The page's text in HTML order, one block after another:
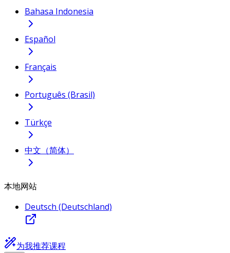
Bahasa Indonesia
Español
Français
Português (Brasil)
Türkçe
中文（简体）
本地网站
Deutsch (Deutschland)
为我推荐课程